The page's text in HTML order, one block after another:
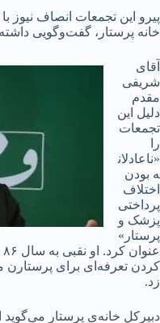
پیرو این تجمعات انصاف نیوز
خانه پرستار، گفت‌و‌گویی
آقای
شریفی
مقدم
دلیل این
تجمعات
را
«ناعادلان
ه بودن
اختلاف
پرداختی
پزشک و
پرستار»
کردن تعرفه‌ای برای پرستارن
زد.
دبیرکل خانه‌ی پرستار می‌گوید